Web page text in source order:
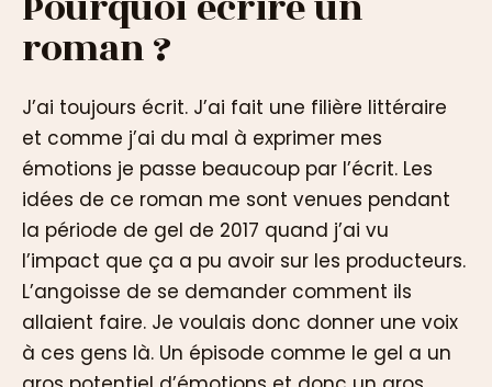
roman ?
J’ai toujours écrit. J’ai fait une filière littéraire
et comme j’ai du mal à exprimer mes
émotions je passe beaucoup par l’écrit. Les
idées de ce roman me sont venues pendant
la période de gel de 2017 quand j’ai vu
l’impact que ça a pu avoir sur les producteurs.
L’angoisse de se demander comment ils
allaient faire. Je voulais donc donner une voix
à ces gens là. Un épisode comme le gel a un